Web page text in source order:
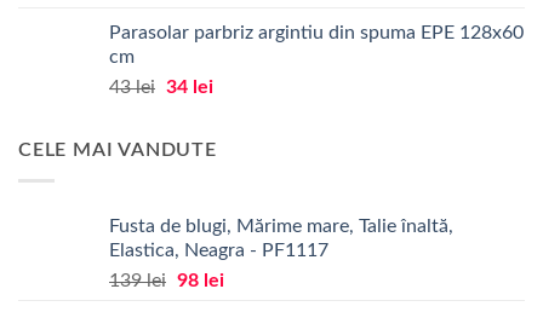
a
163 lei.
este:
Parasolar parbriz argintiu din spuma EPE 128x60
cm
43lei Prețul
fost:
34 leiPrețul
34 lei.
CELE MAI VANDUTE
Fusta de blugi, Mărime mare, Talie înaltă,
Elastica, Neagra - PF1117
139lei Prețul
98 leiPrețul